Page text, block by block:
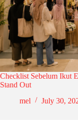
Checklist Sebelum Ikut
Stand Out
mel
July 30,